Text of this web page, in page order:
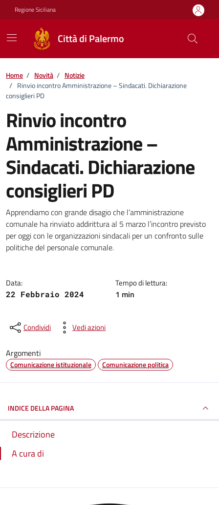
Vai ai contenuti
Vai al footer
Regione Siciliana
Città di Palermo
Home / Novità / Notizie
/ Rinvio incontro Amministrazione – Sindacati. Dichiarazione
consiglieri PD
Rinvio incontro
Amministrazione –
Sindacati. Dichiarazione
consiglieri PD
Dettagli della notizia
Apprendiamo con grande disagio che l’amministrazione
comunale ha rinviato addirittura al 5 marzo l’incontro previsto
per oggi con le organizzazioni sindacali per un confronto sulle
politiche del personale comunale.
Data:
22 Febbraio 2024
Tempo di lettura:
1 min
Condividi Vedi azioni
Argomenti
Comunicazione istituzionale Comunicazione politica
INDICE DELLA PAGINA
Descrizione
A cura di